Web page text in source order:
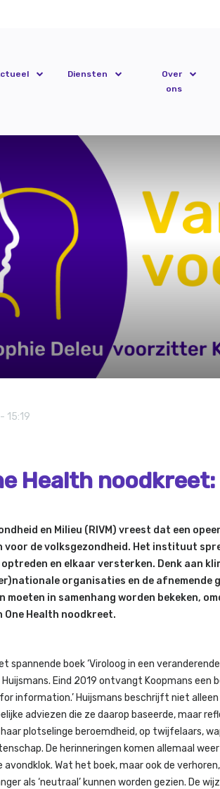
Diensten
Over
ons
15:19
Health
en Milieu (RIVM) vreest dat een
voor de volksgezondheid. Het instituut
en elkaar versterken. Denk aan
organisaties en de afnemende
moeten in samenhang worden bekeken,
Health noodkreet.
boek ‘Viroloog in een
Eind 2019 ontvangt Koopmans
information.’ Huijsmans beschrijft niet
adviezen die ze daarop baseerde, maar
plotselinge beroemdheid, op twijfelaars,
De herinneringen komen allemaal
Wat het boek, maar ook de
als ‘neutraal’ kunnen worden gezien. De